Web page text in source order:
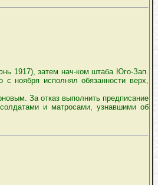
1917), затем нач-ком штаба Юго-Зап.
ноября исполнял обязанности верх,
За отказ выполнить предписание
и матросами, узнавшими об